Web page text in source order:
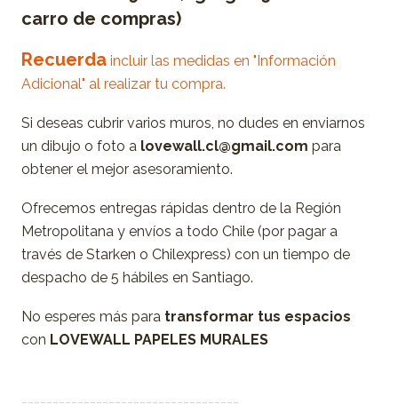
carro de compras)
Recuerda incluir las medidas en "Información
Adicional" al realizar tu compra.
Si deseas cubrir varios muros, no dudes en enviarnos
un dibujo o foto a lovewall.cl@gmail.com para
obtener el mejor asesoramiento.
Ofrecemos entregas rápidas dentro de la Región
Metropolitana y envíos a todo Chile (por pagar a
través de Starken o Chilexpress) con un tiempo de
despacho de 5 hábiles en Santiago.
No esperes más para transformar tus espacios
con LOVEWALL PAPELES MURALES